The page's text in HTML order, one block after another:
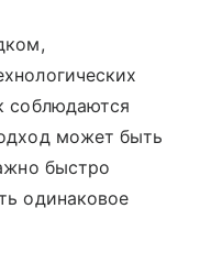
соблюдаются
может быть
быстро
одинаковое